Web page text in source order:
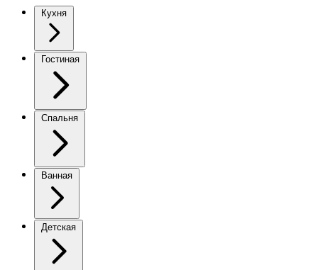
Кухня
Гостиная
Спальня
Ванная
Детская